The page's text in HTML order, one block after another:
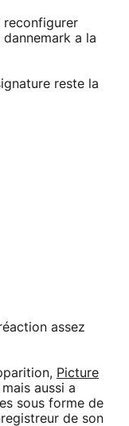
reconfigurer
a la
reste la
assez
Picture
aussi a
sous forme de
de son